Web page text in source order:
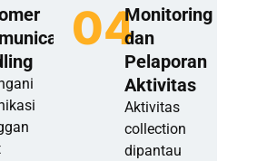
04Monitoring
dan
Pelaporan
Aktivitas
Aktivitas
collection
dipantau